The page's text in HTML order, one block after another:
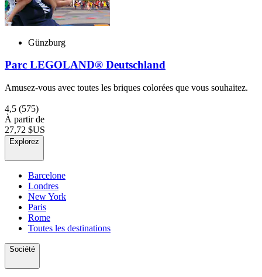
Günzburg
Parc LEGOLAND® Deutschland
Amusez-vous avec toutes les briques colorées que vous souhaitez.
4,5 (575)
À partir de
27,72 $US
Explorez
Barcelone
Londres
New York
Paris
Rome
Toutes les destinations
Société